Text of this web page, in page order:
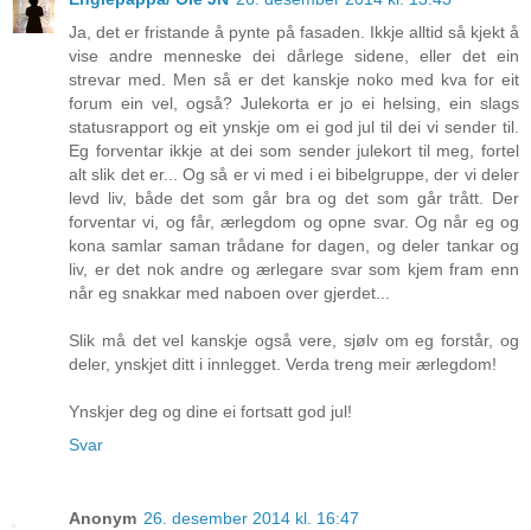
Ja, det er fristande å pynte på fasaden. Ikkje alltid så kjekt å
vise andre menneske dei dårlege sidene, eller det ein
strevar med. Men så er det kanskje noko med kva for eit
forum ein vel, også? Julekorta er jo ei helsing, ein slags
statusrapport og eit ynskje om ei god jul til dei vi sender til.
Eg forventar ikkje at dei som sender julekort til meg, fortel
alt slik det er... Og så er vi med i ei bibelgruppe, der vi deler
levd liv, både det som går bra og det som går trått. Der
forventar vi, og får, ærlegdom og opne svar. Og når eg og
kona samlar saman trådane for dagen, og deler tankar og
liv, er det nok andre og ærlegare svar som kjem fram enn
når eg snakkar med naboen over gjerdet...
Slik må det vel kanskje også vere, sjølv om eg forstår, og
deler, ynskjet ditt i innlegget. Verda treng meir ærlegdom!
Ynskjer deg og dine ei fortsatt god jul!
Svar
Anonym 26. desember 2014 kl. 16:47